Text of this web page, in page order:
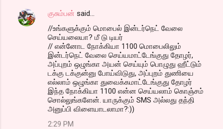
குசும்பன் said…
//உங்களுக்கும் மொபைல் இன்டர்நெட் வேலை
செய்யலையா? மீ டு டியர்
// என்னோட நோக்கியா 1100 மொபைலிலும்
இன்டர்நெட் வேலை செய்யமாட்டேங்குது தோழர்,
அப்புறம் ஒழுங்கா அயன் செய்யும் பொழுது ஹீட்டும்
டக்கு டக்குன்னு போய்விடுது, அப்புறம் துணியை
எல்லாம் ஒழுங்கா துவைக்கமாட்டேங்குது தோழர்
இந்த நோக்கியா 1100 என்ன செய்யலாம் கொஞ்சம்
சொல்லுங்களேன். யாருக்கும் SMS அல்லது தந்தி
அனுப்பி விளையாடலாமா?:))
2:29 PM